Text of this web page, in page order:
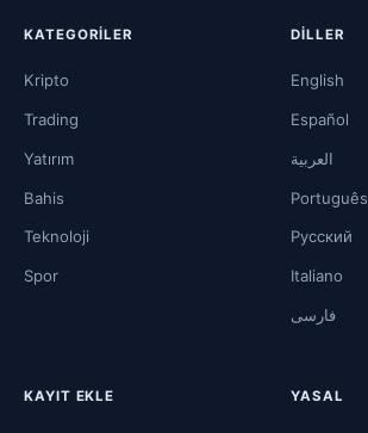
KATEGORILER
Kripto
Trading
Yatırım
Bahis
Teknoloji
Spor
DILLER
English
Español
العربية
Português
Русский
Italiano
فارسی
KAYIT EKLE YASAL